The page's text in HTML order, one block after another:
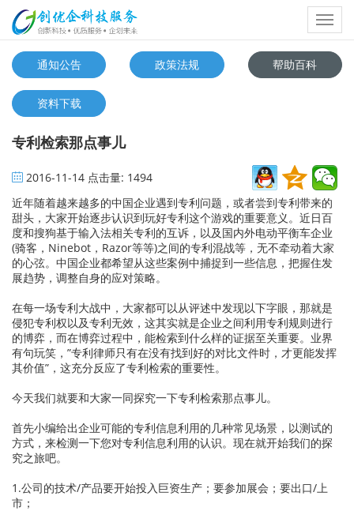
通知公告
政策法规 帮助百科
资料下载
专利检索那点事儿
2016-11-14 点击量: 1494
近年随着越来越多的中国企业遇到专利问题，或者尝到专利带来的
甜头，大家开始逐步认识到玩好专利这个游戏的重要意义。近日百
度和搜狗基于输入法相关专利的互诉，以及国内外电动平衡车企业
(骑客，Ninebot，Razor等等)之间的专利混战等，无不牵动着大家
的心弦。中国企业都希望从这些案例中捕捉到一些信息，把握住发
展趋势，调整自身的应对策略。
在每一场专利大战中，大家都可以从评述中发现以下字眼，那就是
侵犯专利权以及专利无效，这其实就是企业之间利用专利规则进行
的博弈，而在博弈过程中，能检索到什么样的证据至关重要。业界
有句玩笑，”专利律师只有在没有找到好的对比文件时，才更能发挥
其价值”，这充分反应了专利检索的重要性。
今天我们就要和大家一同探究一下专利检索那点事儿。
首先小编给出企业可能的专利信息利用的几种常见场景，以测试的
方式，来检测一下您对专利信息利用的认识。现在就开始我们的探
究之旅吧。
1.公司的技术/产品要开始投入巨资生产；要参加展会；要出口/上
市；